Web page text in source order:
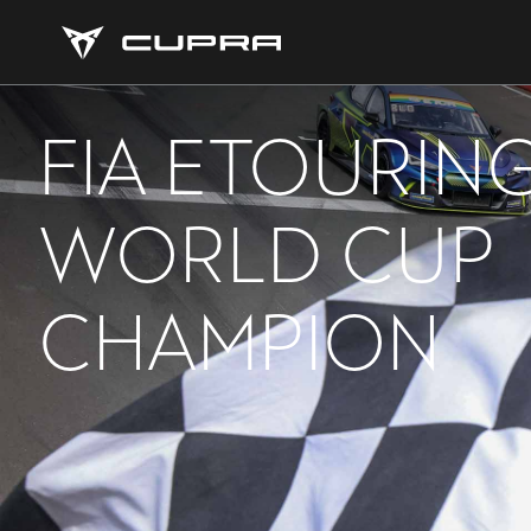
FIA
WORLD CUP
CHAMPION